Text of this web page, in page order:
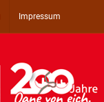
Impressum